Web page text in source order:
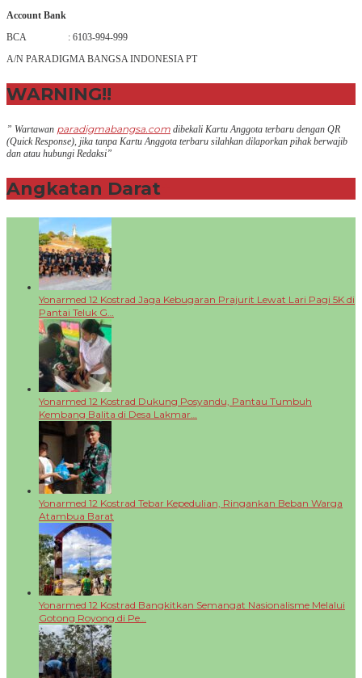
Account Bank
BCA : 6103-994-999
A/N PARADIGMA BANGSA INDONESIA PT
WARNING!!
” Wartawan paradigmabangsa.com dibekali Kartu Anggota terbaru dengan QR
(Quick Response), jika tanpa Kartu Anggota terbaru silahkan dilaporkan pihak berwajib
dan atau hubungi Redaksi”
Angkatan Darat
Yonarmed 12 Kostrad Jaga Kebugaran Prajurit Lewat Lari Pagi 5K di
Pantai Teluk G…
Yonarmed 12 Kostrad Dukung Posyandu, Pantau Tumbuh
Kembang Balita di Desa Lakmar…
Yonarmed 12 Kostrad Tebar Kepedulian, Ringankan Beban Warga
Atambua Barat
Yonarmed 12 Kostrad Bangkitkan Semangat Nasionalisme Melalui
Gotong Royong di Pe…